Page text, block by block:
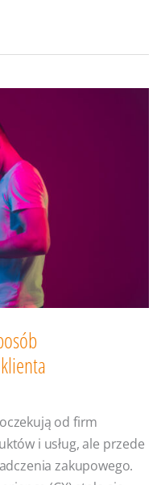
od firm
i usług, ale przede
zakupowego.